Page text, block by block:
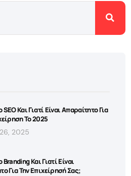
SEO Και Γιατί Είναι Απαραίτητο Για
Το 2025
2025
Branding Και Γιατί Είναι
Για Την Επιχείρησή Σας;